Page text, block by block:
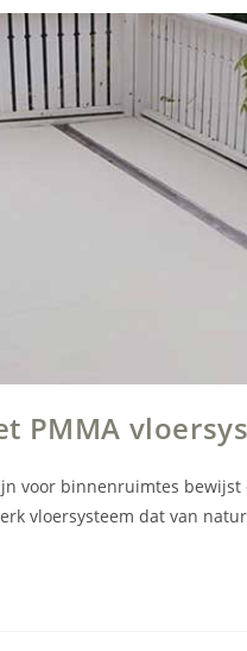
PMMA
voor binnenruimtes
vloersysteem dat van